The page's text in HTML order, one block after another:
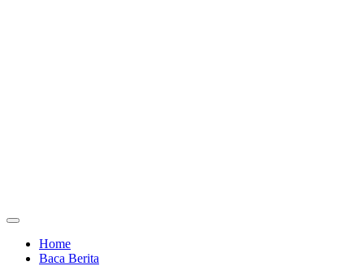
Home
Baca Berita